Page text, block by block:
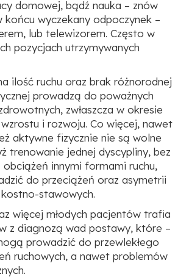
domowej, bądź nauka – znów
końcu wyczekany odpoczynek –
lub telewizorem. Często w
pozycjach utrzymywanych
ilość ruchu oraz brak różnorodnej
prowadzą do poważnych
zwłaszcza w okresie
i rozwoju. Co więcej, nawet
aktywne fizycznie nie są wolne
trenowanie jednej dyscypliny, bez
innymi formami ruchu,
do przeciążeń oraz asymetrii
stawowych.
więcej młodych pacjentów trafia
z diagnozą wad postawy, które –
prowadzić do przewlekłego
ruchowych, a nawet problemów